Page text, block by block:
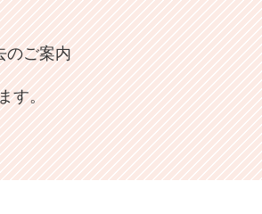
のご案内
す。